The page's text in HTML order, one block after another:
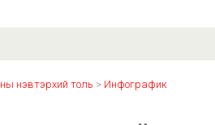
нэвтэрхий толь > Инфографик